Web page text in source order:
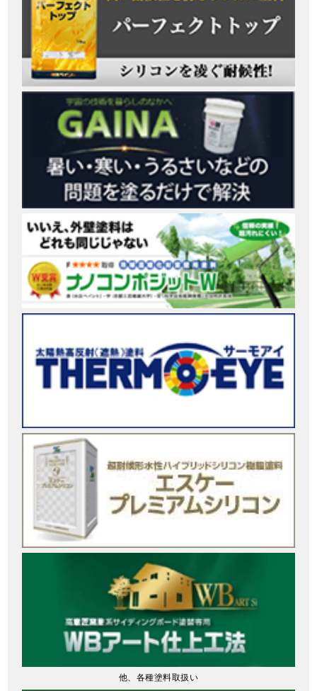
他、各種塗料取扱い